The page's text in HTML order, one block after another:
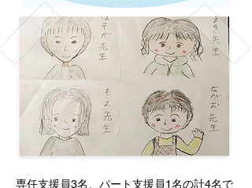
専任支援員3名、パート支援員1名の計4名で